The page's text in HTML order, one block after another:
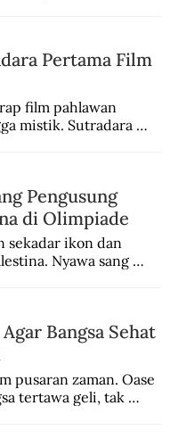
Yahudi dan
Pertama Film
film pahlawan
mistik. Sutradara
Pengusung
di Olimpiade
sekadar ikon dan
Nyawa sang
Bangsa Sehat
pusaran zaman. Oase
tertawa geli, tak